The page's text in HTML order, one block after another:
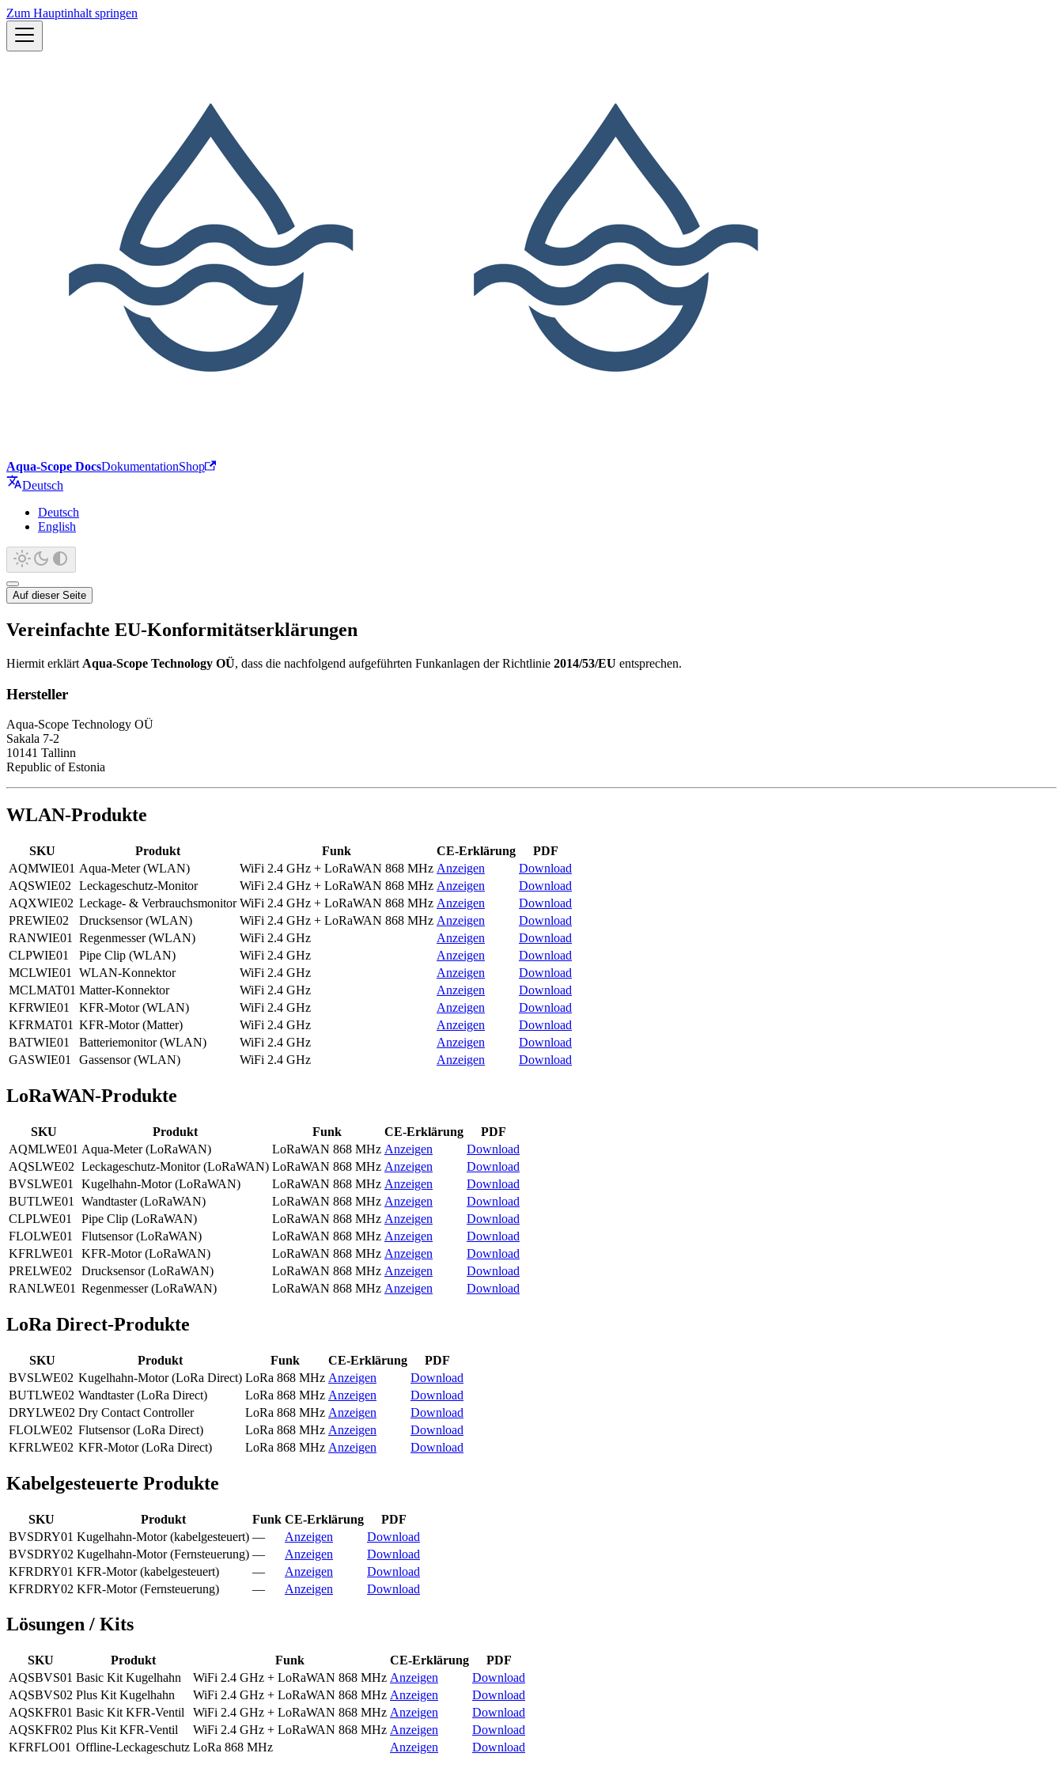
Zum Hauptinhalt springen
Aqua-Scope DocsDokumentationShop
Deutsch
Deutsch
English
Auf dieser Seite
Vereinfachte EU-Konformitätserklärungen
Hiermit erklärt Aqua-Scope Technology OÜ, dass die nachfolgend aufgeführten Funkanlagen der Richtlinie 2014/53/EU entsprechen.
Hersteller
Aqua-Scope Technology OÜ
Sakala 7-2
10141 Tallinn
Republic of Estonia
WLAN-Produkte
SKU Produkt Funk CE-Erklärung
PDF
AQMWIE01 Aqua-Meter (WLAN) WiFi 2.4 GHz + LoRaWAN 868 MHz Anzeigen
Download
AQSWIE02
Leckageschutz-Monitor WiFi 2.4 GHz + LoRaWAN 868 MHz Anzeigen
Download
AQXWIE02 Leckage- & Verbrauchsmonitor WiFi 2.4 GHz + LoRaWAN 868 MHz Anzeigen
Download
PREWIE02
Drucksensor (WLAN) WiFi 2.4 GHz + LoRaWAN 868 MHz Anzeigen
Download
RANWIE01
Regenmesser (WLAN) WiFi 2.4 GHz Anzeigen
Download
CLPWIE01
Pipe Clip (WLAN) WiFi 2.4 GHz Anzeigen
Download
MCLWIE01
WLAN-Konnektor WiFi 2.4 GHz Anzeigen
Download
MCLMAT01 Matter-Konnektor WiFi 2.4 GHz Anzeigen
Download
KFRWIE01
KFR-Motor (WLAN) WiFi 2.4 GHz Anzeigen
Download
KFRMAT01 KFR-Motor (Matter) WiFi 2.4 GHz Anzeigen
Download
BATWIE01
Batteriemonitor (WLAN) WiFi 2.4 GHz Anzeigen
Download
GASWIE01
Gassensor (WLAN) WiFi 2.4 GHz Anzeigen Download
LoRaWAN-Produkte
SKU Produkt Funk CE-Erklärung
PDF
AQMLWE01 Aqua-Meter (LoRaWAN) LoRaWAN 868 MHz Anzeigen
Download
AQSLWE02 Leckageschutz-Monitor (LoRaWAN) LoRaWAN 868 MHz Anzeigen
Download
BVSLWE01
Kugelhahn-Motor (LoRaWAN) LoRaWAN 868 MHz Anzeigen
Download
BUTLWE01
Wandtaster (LoRaWAN) LoRaWAN 868 MHz Anzeigen
Download
CLPLWE01
Pipe Clip (LoRaWAN) LoRaWAN 868 MHz Anzeigen
Download
FLOLWE01
Flutsensor (LoRaWAN) LoRaWAN 868 MHz Anzeigen
Download
KFRLWE01
KFR-Motor (LoRaWAN) LoRaWAN 868 MHz Anzeigen
Download
PRELWE02
Drucksensor (LoRaWAN) LoRaWAN 868 MHz Anzeigen
Download
RANLWE01 Regenmesser (LoRaWAN) LoRaWAN 868 MHz Anzeigen Download
LoRa Direct-Produkte
SKU Produkt Funk CE-Erklärung
PDF
BVSLWE02 Kugelhahn-Motor (LoRa Direct) LoRa 868 MHz Anzeigen
Download
BUTLWE02 Wandtaster (LoRa Direct) LoRa 868 MHz Anzeigen
Download
DRYLWE02 Dry Contact Controller LoRa 868 MHz Anzeigen
Download
FLOLWE02 Flutsensor (LoRa Direct) LoRa 868 MHz Anzeigen
Download
KFRLWE02 KFR-Motor (LoRa Direct) LoRa 868 MHz Anzeigen Download
Kabelgesteuerte Produkte
SKU Produkt Funk CE-Erklärung
PDF
BVSDRY01 Kugelhahn-Motor (kabelgesteuert) — Anzeigen
Download
BVSDRY02 Kugelhahn-Motor (Fernsteuerung) — Anzeigen
Download
KFRDRY01 KFR-Motor (kabelgesteuert) — Anzeigen
Download
KFRDRY02 KFR-Motor (Fernsteuerung) — Anzeigen Download
Lösungen / Kits
SKU Produkt Funk CE-Erklärung
PDF
AQSBVS01 Basic Kit Kugelhahn WiFi 2.4 GHz + LoRaWAN 868 MHz Anzeigen
Download
AQSBVS02 Plus Kit Kugelhahn WiFi 2.4 GHz + LoRaWAN 868 MHz Anzeigen
Download
AQSKFR01 Basic Kit KFR-Ventil WiFi 2.4 GHz + LoRaWAN 868 MHz Anzeigen
Download
AQSKFR02 Plus Kit KFR-Ventil WiFi 2.4 GHz + LoRaWAN 868 MHz Anzeigen
Download
KFRFLO01 Offline-Leckageschutz LoRa 868 MHz Anzeigen Download